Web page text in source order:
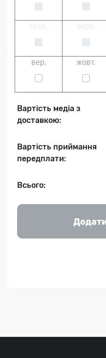
вер. жовт.
Вартість медіа з
доставкою:
Вартість приймання
передплати:
Всього: